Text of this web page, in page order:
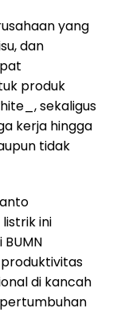
yang
dan
produk
sekaligus
kerja hingga
tidak
ini
di kancah